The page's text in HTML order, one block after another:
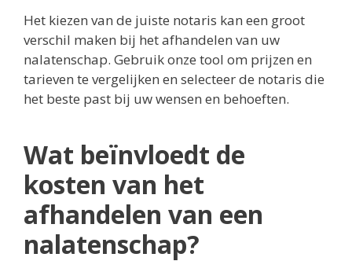
Het kiezen van de juiste notaris kan een groot
verschil maken bij het afhandelen van uw
nalatenschap. Gebruik onze tool om prijzen en
tarieven te vergelijken en selecteer de notaris die
het beste past bij uw wensen en behoeften.
Wat beïnvloedt de
kosten van het
afhandelen van een
nalatenschap?